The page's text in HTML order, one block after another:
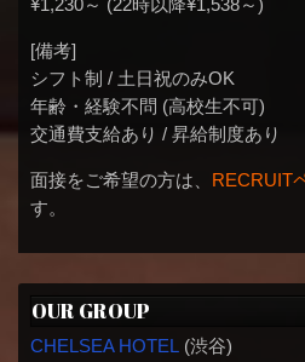
¥1,230～ (22時以降¥1,538～)
[備考]
シフト制 / 土日祝のみOK
年齢・経験不問 (高校生不可)
交通費支給あり / 昇給制度あり
面接をご希望の方は、 RECRUIT
す。
OUR GROUP
CHELSEA HOTEL (渋谷)